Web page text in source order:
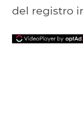
del registro